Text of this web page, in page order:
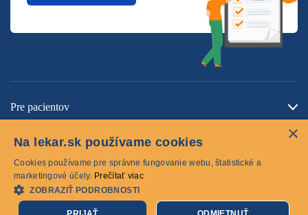
Pre pacientov
Cookies
×
Na lekar.sk používame cookies
Cookies používame pre správne fungovanie webu, štatistické a
marketingové účely. Prečítať viac
ZOBRAZIŤ PODROBNOSTI